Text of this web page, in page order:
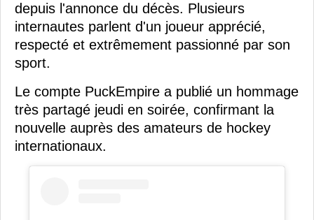
depuis l'annonce du décès. Plusieurs
internautes parlent d'un joueur apprécié,
respecté et extrêmement passionné par son
sport.
Le compte PuckEmpire a publié un hommage
très partagé jeudi en soirée, confirmant la
nouvelle auprès des amateurs de hockey
internationaux.